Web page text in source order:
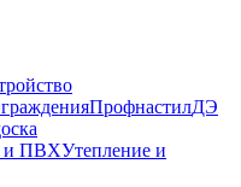
ПрофнастилДЭ
и ПВХУтепление и